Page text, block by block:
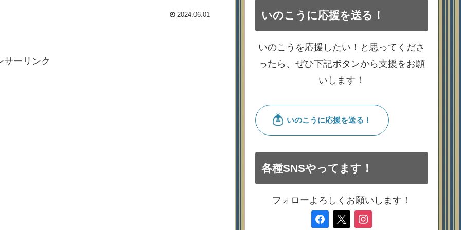
2024.06.01
サーリンク
いのこうに応援を送る！
いのこうを応援したい！と思ってくださ
ったら、ぜひ下記ボタンから支援をお願
いします！
各種SNSやってます！
フォローよろしくお願いします！
facebook
instagram